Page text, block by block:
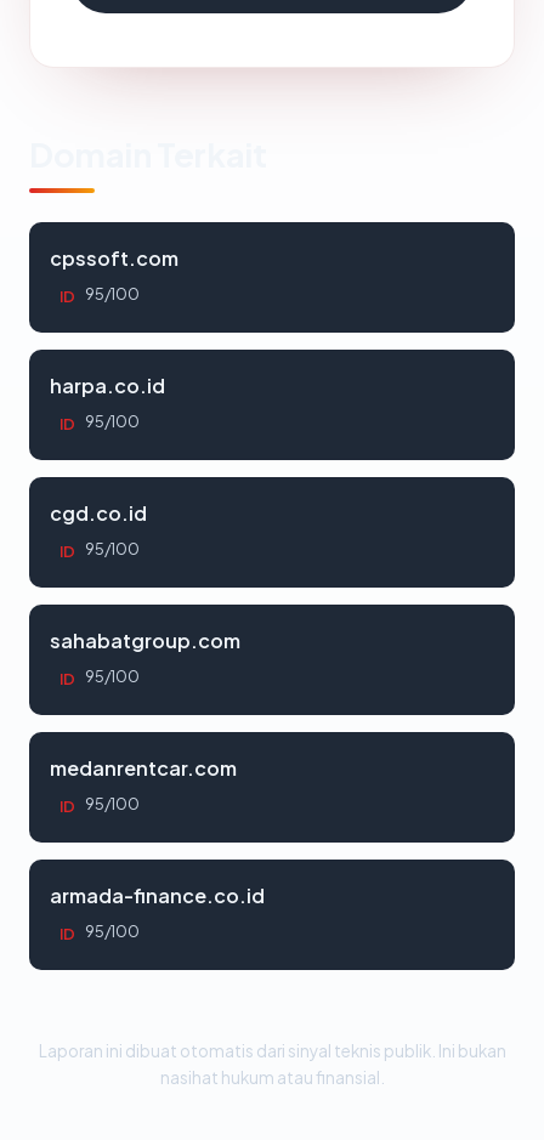
cpssoft.com
ID 95/100
harpa.co.id
ID 95/100
cgd.co.id
ID 95/100
sahabatgroup.com
ID 95/100
medanrentcar.com
ID 95/100
armada-finance.co.id
ID 95/100
Laporan ini dibuat otomatis dari sinyal teknis publik. Ini bukan
nasihat hukum atau finansial.